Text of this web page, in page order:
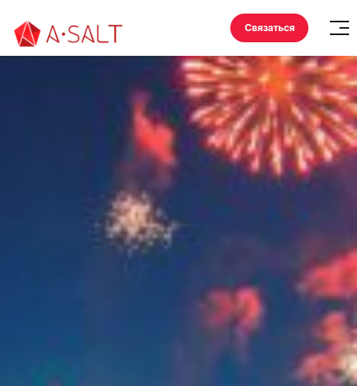
Связаться